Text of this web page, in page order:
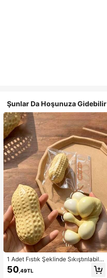
Şunlar Da Hoşunuza Gidebilir
1 Adet Fıstık Şeklinde Sıkıştırılabilir
Stres Oyuncağı, Ofis Rahatlaması v
e Parti Etkileşimi İçin Uygun, Doğu
50 ,49TL